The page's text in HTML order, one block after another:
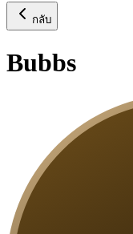
กลับ
Bubbs